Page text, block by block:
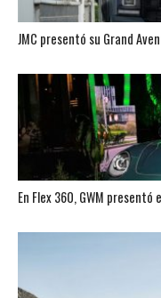
JMC presentó su Grand
En Flex 360, GWM presentó